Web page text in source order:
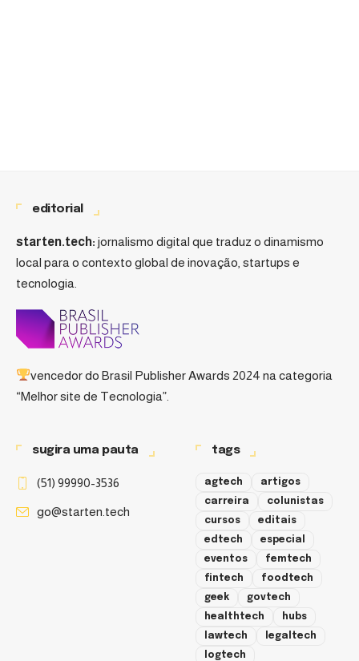
editorial
starten.tech: jornalismo digital que traduz o dinamismo
local para o contexto global de inovação, startups e
tecnologia.
vencedor do Brasil Publisher Awards 2024 na categoria
“Melhor site de Tecnologia”.
sugira uma pauta
(51) 99990-3536
go@starten.tech
tags
agtech
artigos
carreira
colunistas
cursos
editais
edtech
especial
eventos
femtech
fintech
foodtech
geek
govtech
healthtech
hubs
lawtech
legaltech
logtech